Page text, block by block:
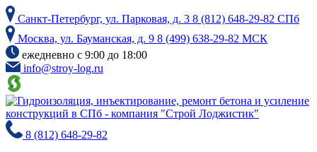
Skip
to
the
content
Санкт-Петербург, ул. Парковая, д. 3 8 (812) 648-29-82 СПб
Москва, ул. Бауманская, д. 9 8 (499) 638-29-82 МСК
ежедневно с 9:00 до 18:00
info@stroy-log.ru
8 (812) 648-29-82